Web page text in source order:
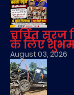
चर्चित सूरज
के लिए शुभम
August 03, 2026